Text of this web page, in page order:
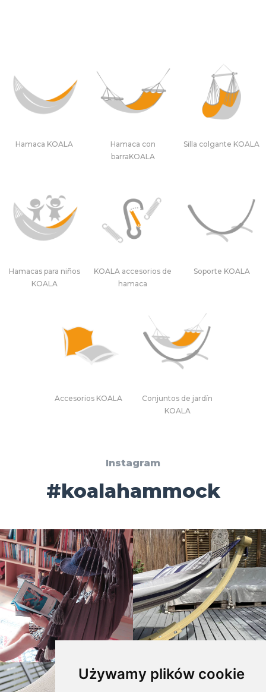
Używamy plików cookie
Hamaca KOALA
Hamaca con
barraKOALA
Silla colgante KOALA
Hamacas para niños
KOALA
KOALA accesorios de
hamaca
Soporte KOALA
Accesorios KOALA
Conjuntos de jardín
KOALA
Instagram
#koalahammock